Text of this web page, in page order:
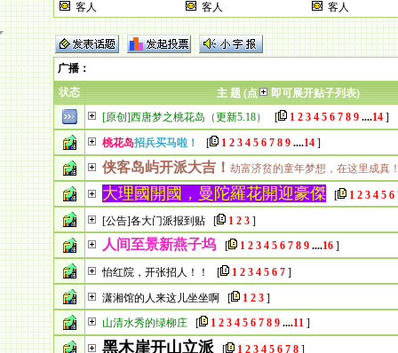
客人
客人 客人
广播 ：
状态
主 题 (点
即可展开贴子列表)
[原创]西唐梦之桃花岛（更新5.18）
[ 1 2 3 4 5 6 7 8 9 ....14 ]
桃花岛招兵买马啦！ [ 1 2 3 4 5 6 7 8 9 ....14 ]
侠客岛屿开派大吉！ 劫富济贫的童年梦想，在这里成真
大理國開國，曼陀羅花開迎豪傑 [ 1 2 3 4 5 6
[公告]各大门派报到贴 [ 1 2 3 ]
人间至景新燕子坞 [ 1 2 3 4 5 6 7 8 9 ....16 ]
怡红院，开张招人！！ [ 1 2 3 4 5 6 7 ]
潇湘馆的人来这儿坐坐啊 [ 1 2 3 ]
山清水秀的绿柳庄 [ 1 2 3 4 5 6 7 8 9 ....11 ]
黑木崖开山立派 [ 1 2 3 4 5 6 7 8 ]